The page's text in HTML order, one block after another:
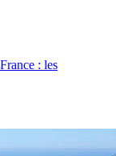
France : les